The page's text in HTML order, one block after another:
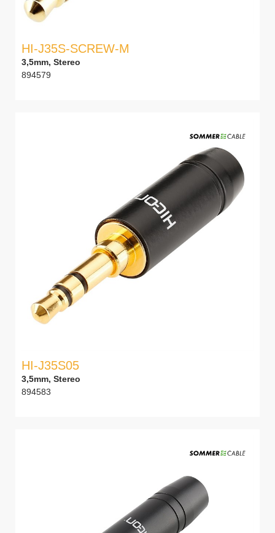
HI-J35S-SCREW-M
3,5mm, Stereo
894579
HI-J35S05
3,5mm, Stereo
894583